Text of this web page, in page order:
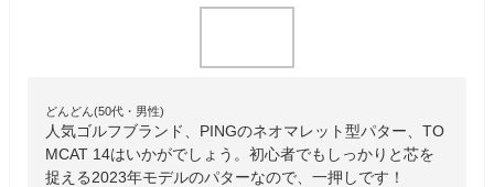
どんどん(50代・男性)
人気ゴルフブランド、PINGのネオマレット型パター、TO
MCAT 14はいかがでしょう。初心者でもしっかりと芯を
捉える2023年モデルのパターなので、一押しです！